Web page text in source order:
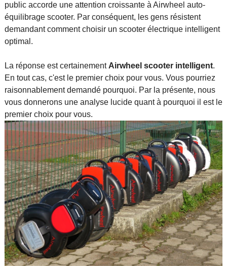
public accorde une attention croissante à Airwheel auto-
équilibrage scooter. Par conséquent, les gens résistent
demandant comment choisir un scooter électrique intelligent
optimal.
La réponse est certainement Airwheel scooter intelligent.
En tout cas, c'est le premier choix pour vous. Vous pourriez
raisonnablement demandé pourquoi. Par la présente, nous
vous donnerons une analyse lucide quant à pourquoi il est le
premier choix pour vous.